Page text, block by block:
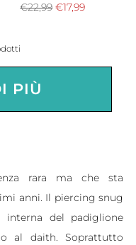
Prezzo
€22,99 €17,99
PIÙ
rara ma che sta
anni. Il piercing snug
interna del padiglione
al daith. Soprattutto